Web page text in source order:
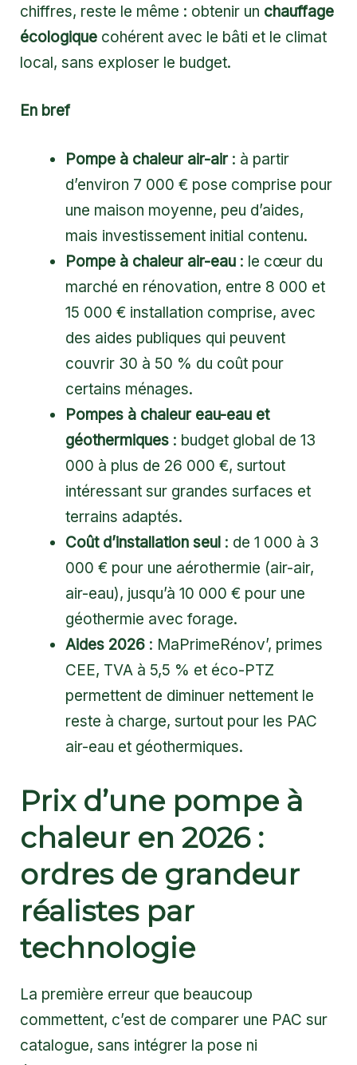
chiffres, reste le même : obtenir un chauffage
écologique cohérent avec le bâti et le climat
local, sans exploser le budget.
En bref
Pompe à chaleur air-air: à partir
d’environ 7 000 € pose comprise pour
une maison moyenne, peu d’aides,
mais investissement initial contenu.
Pompe à chaleur air-eau : le cœur du
marché en rénovation, entre 8 000 et
15 000 € installation comprise, avec
des aides publiques qui peuvent
couvrir 30 à 50 % du coût pour
certains ménages.
Pompes à chaleur eau-eau et
géothermiques : budget global de 13
000 à plus de 26 000 €, surtout
intéressant sur grandes surfaces et
terrains adaptés.
Coût d’installation seul : de 1 000 à 3
000 € pour une aérothermie (air-air,
air-eau), jusqu’à 10 000 € pour une
géothermie avec forage.
Aides 2026 : MaPrimeRénov’, primes
CEE, TVA à 5,5 % et éco-PTZ
permettent de diminuer nettement le
reste à charge, surtout pour les PAC
air-eau et géothermiques.
Prix d’une pompe à
chaleur en 2026 :
ordres de grandeur
réalistes par
technologie
La première erreur que beaucoup
commettent, c’est de comparer une PAC sur
catalogue, sans intégrer la pose ni